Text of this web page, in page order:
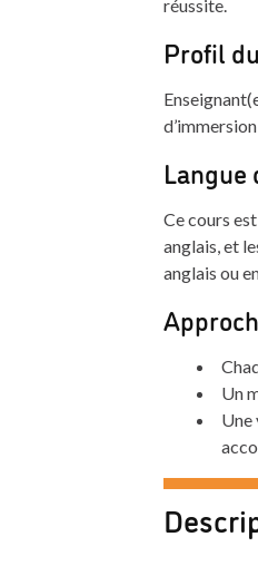
réussite.
Profil
Langue
Ce cours
anglais, et
anglais ou
Un
Une